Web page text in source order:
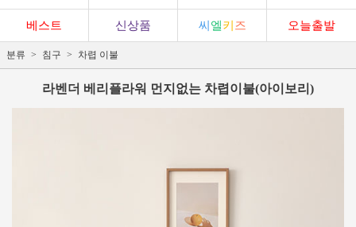
베스트 신상품 씨 엘키 즈 오늘출발
분류 침구 차렵 이불
라벤더 베리플라워 먼지없는 차렵이불(아이보리)